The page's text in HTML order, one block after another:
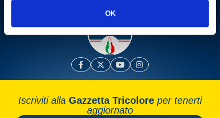
OK
Iscriviti alla Gazzetta Tricolore per tenerti
aggiornato